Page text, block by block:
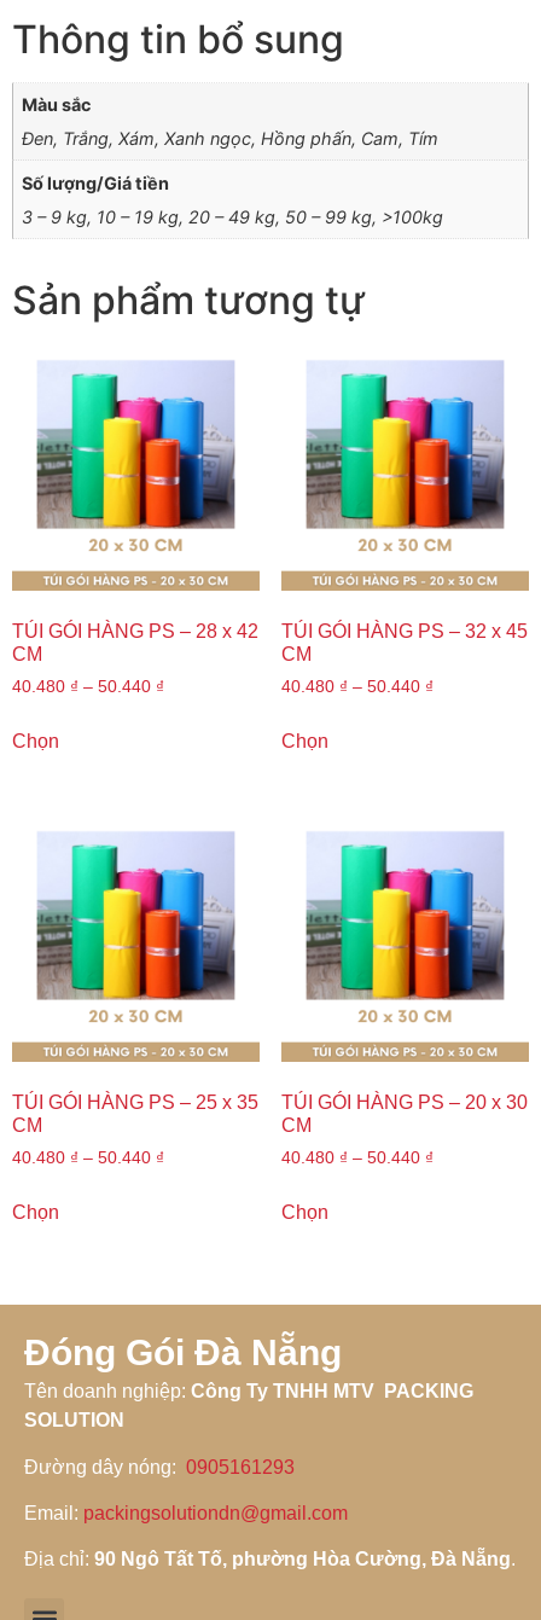
Thông tin bổ sung
Màu sắc
Đen, Trắng, Xám, Xanh ngọc, Hồng phấn, Cam, Tím
Số lượng/Giá tiền
3 – 9 kg, 10 – 19 kg, 20 – 49 kg, 50 – 99 kg, >100kg
Sản phẩm tương tự
TÚI GÓI HÀNG PS – 28 x 42
CM
40.480 ₫ – 50.440 ₫
Chọn
TÚI GÓI HÀNG PS – 32 x 45
CM
40.480 ₫ – 50.440 ₫
Chọn
TÚI GÓI HÀNG PS – 25 x 35
CM
40.480 ₫ – 50.440 ₫
Chọn
TÚI GÓI HÀNG PS – 20 x 30
CM
40.480 ₫ – 50.440 ₫
Chọn
Đóng Gói Đà Nẵng
Tên doanh nghiệp: Công Ty TNHH MTV PACKING
SOLUTION
Đường dây nóng: 0905161293
Email: packingsolutiondn@gmail.com
Địa chỉ: 90 Ngô Tất Tố, phường Hòa Cường, Đà Nẵng.